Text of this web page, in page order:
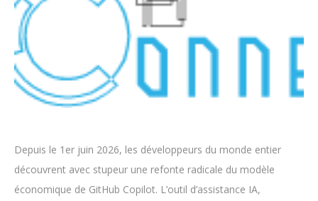
Depuis le 1er juin 2026, les développeurs du monde entier
découvrent avec stupeur une refonte radicale du modèle
économique de GitHub Copilot. L’outil d’assistance IA,